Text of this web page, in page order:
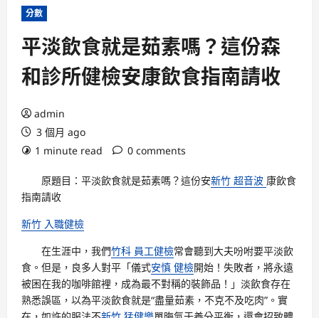
分數
平淡飲食就是茹素嗎？這份森
和診所健檢安康飲食指南請收
admin
3 個月 ago
1 minute read
0 comments
原題目：平淡飲食就是茹素嗎？這份安新竹 超音波 康飲食
指南請收
新竹 入職健檢
在生涯中，我們竹科 員工健檢常會聽到大夫吩咐要平淡飲
食。但是，良多人對平「儀式安慎 健檢開始！失敗者，將永遠
被困在我的咖啡館裡，成為最不對稱的裝飾品！」淡飲食存在
熟悉誤區，以為平淡飲食就是“盡量茹素，不克不及吃肉”。實